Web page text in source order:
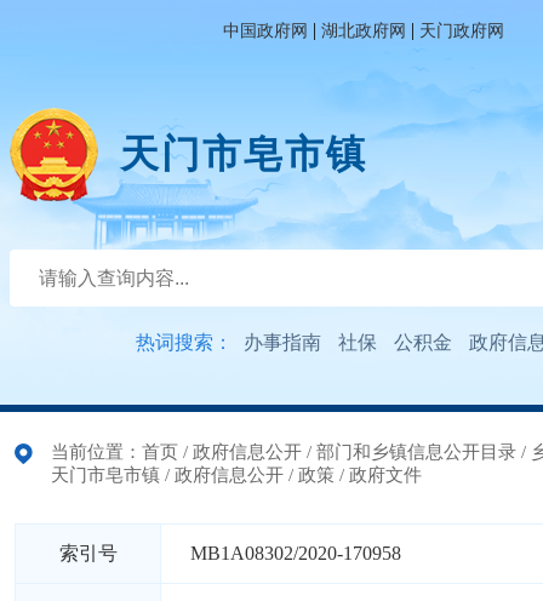
中国政府网 | 湖北政府网 | 天门政府网
天门市皂市镇
热词搜索： 办事指南 社保 公积金 政府信
当前位置： 首页 / 政府信息公开 / 部门和乡镇信息公开目录 /
天门市皂市镇 / 政府信息公开 / 政策 / 政府文件
索引号 MB1A08302/2020-170958